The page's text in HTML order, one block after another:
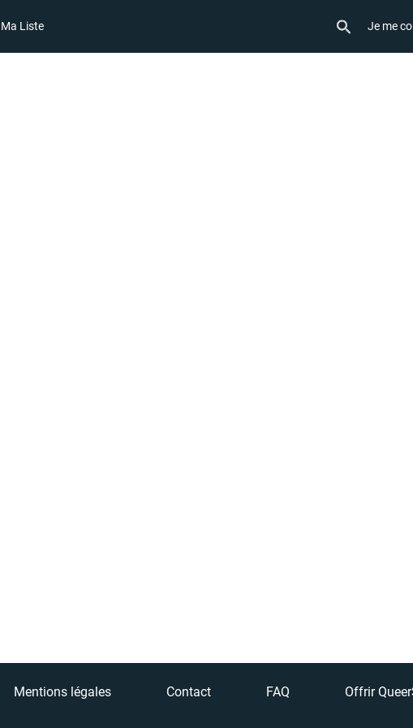
Ma Liste Je me
Mentions légales Contact FAQ Offrir